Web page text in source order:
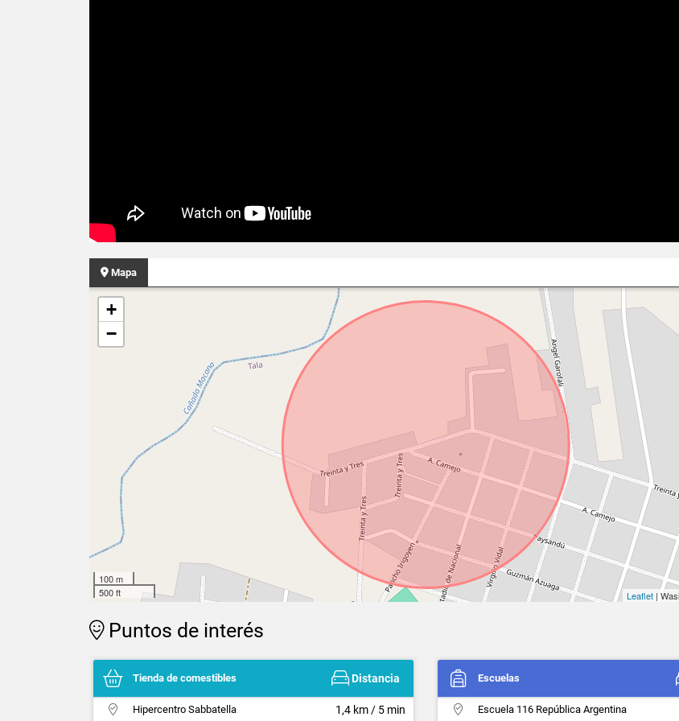
Mapa
+
−
100 m
500 ft
Leaflet|
Puntos de interés
Tienda de comestibles Distancia
Hipercentro Sabbatella 1,4 km / 5 min
Escuelas
Escuela 116 República Argentina